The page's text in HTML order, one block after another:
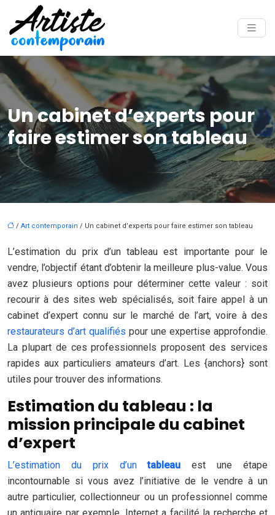
Un cabinet d’experts pour
faire estimer son tableau
/ Art contemporain / Un cabinet d’experts pour faire estimer son tableau
L’estimation du prix d’un tableau est importante pour le
vendre, l’objectif étant d’obtenir la meilleure plus-value. Vous
avez plusieurs options pour déterminer cette valeur : soit
recourir à des sites web spécialisés, soit faire appel à un
cabinet d’expert connu sur le marché de l’art, voire à des
restaurateurs d’art qualifiés pour une expertise approfondie.
La plupart de ces professionnels proposent des services
rapides aux particuliers amateurs d’art. Les {anchors} sont
utiles pour trouver des informations.
Estimation du tableau : la
mission principale du cabinet
d’expert
L’estimation du prix d’untableau
est une étape
incontournable si vous avez l’initiative de le vendre à un
autre particulier, collectionneur ou un professionnel comme
un antiquaire par exemple. Internet a facilité la recherche et